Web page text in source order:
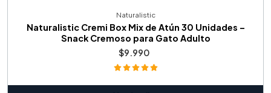
Naturalistic
Naturalistic Cremi Box Mix de Atún 30 Unidades –
Snack Cremoso para Gato Adulto
$9.990